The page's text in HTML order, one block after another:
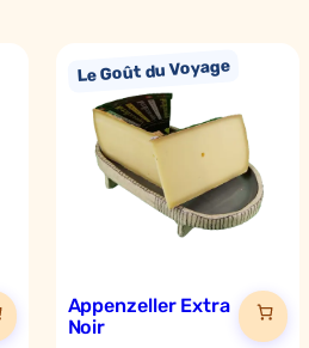
Appenzeller Extra
Noir